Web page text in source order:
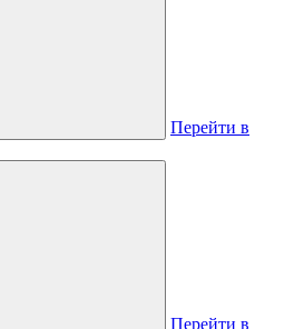
Перейти в
Перейти в